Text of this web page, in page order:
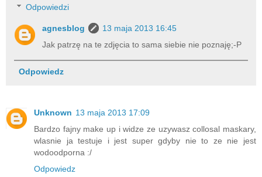
Odpowiedzi
agnesblog
13 maja 2013 16:45
Jak patrzę na te zdjęcia to sama siebie nie poznaję;-P
Odpowiedz
Unknown 13 maja 2013 17:09
Bardzo fajny make up i widze ze uzywasz collosal maskary,
wlasnie ja testuje i jest super gdyby nie to ze nie jest
wodoodporna :/
Odpowiedz